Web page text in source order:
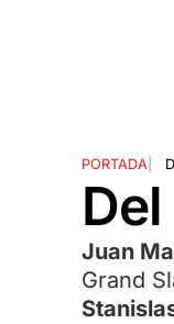
PORTADA|
Juan
Grand